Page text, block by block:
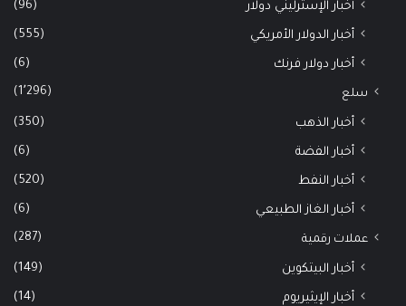
أخبار الإسترليني دولار (96)
أخبار الدولار الأمريكي (555)
أخبار دولار فرنك (6)
سلع (1٬296)
أخبار الذهب (350)
أخبار الفضة (6)
أخبار النفط (520)
أخبار الغاز الطبيعي (6)
عملات رقمية (287)
أخبار البيتكوين (149)
أخبار الإيثيريوم (14)